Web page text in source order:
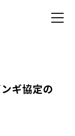
ギ協定の